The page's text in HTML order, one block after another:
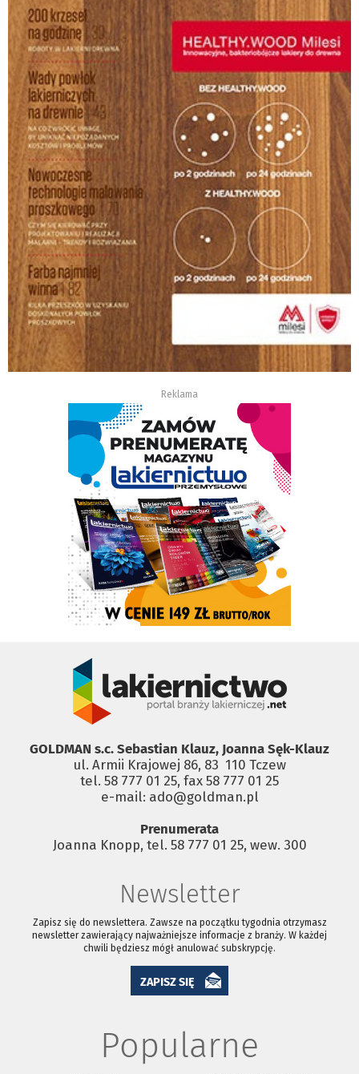
Reklama
GOLDMAN s.c. Sebastian Klauz, Joanna Sęk-Klauz
ul. Armii Krajowej 86, 83 ­ 110 Tczew
tel. 58 777 01 25, fax 58 777 01 25
e-mail: ado@goldman.pl
Prenumerata
Joanna Knopp, tel. 58 777 01 25, wew. 300
Newsletter
Zapisz się do newslettera. Zawsze na początku tygodnia otrzymasz
newsletter zawierający najważniejsze informacje z branży. W każdej
chwili będziesz mógł anulować subskrypcję.
ZAPISZ SIĘ
Popularne